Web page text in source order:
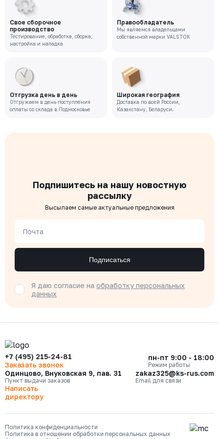
Цена с НДС
147 457 ₽
VRT-221-02-0050-PN10-M
Цена с НДС
111 905 ₽
Свое сборочное
производство
Тестирование, обработка, сборка,
настройка и наладка
Правообладатель
Мы являемся владельцами
собственной марки VALSTOK
Отгрузка день в день
Отгружаем в день поступления
оплаты со склада в Подмосковье
Широкая география
Доставка по всей России,
Казахстану, Беларуси.
Подпишитесь на нашу новостную
рассылку
Высылаем самые актуальные предложения
Почта
Подписаться
Я даю согласие на обработку персональных
данных
+7 (495) 215-24-81
Заказать звонок
пн-пт 9:00 - 18:00
Режим работы
Одинцово, Внуковская 9, пав. 31
Пункт выдачи заказов
zakaz325@ks-rus.com
Email для связи
Написать
директору
Политика конфиденциальности
Политика в отношении обработки персональных данных